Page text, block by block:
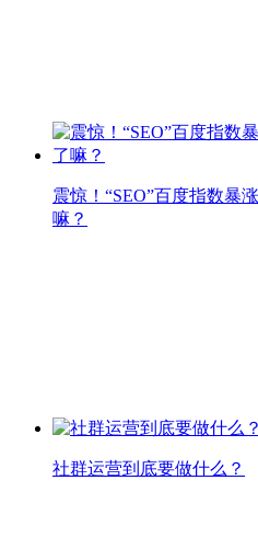
震惊！“SEO”百度指数暴
嘛？
社群运营到底要做什么？